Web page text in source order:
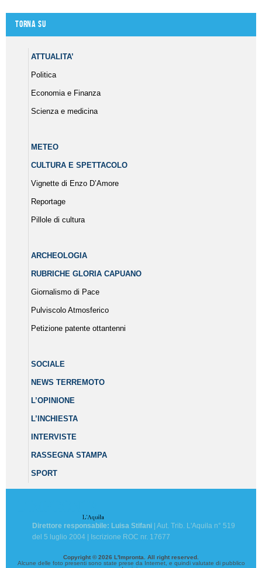
Torna su
ATTUALITA’
Politica
Economia e Finanza
Scienza e medicina
METEO
CULTURA E SPETTACOLO
Vignette di Enzo D’Amore
Reportage
Pillole di cultura
ARCHEOLOGIA
RUBRICHE GLORIA CAPUANO
Giornalismo di Pace
Pulviscolo Atmosferico
Petizione patente ottantenni
SOCIALE
NEWS TERREMOTO
L’OPINIONE
L’INCHIESTA
INTERVISTE
RASSEGNA STAMPA
SPORT
Direttore responsabile: Luisa Stifani | Aut. Trib. L'Aquila n° 519
del 5 luglio 2004 | Iscrizione ROC nr. 17677
Copyright © 2026 L'Impronta. All right reserved.
Alcune delle foto presenti sono state prese da Internet, e quindi valutate di pubblico